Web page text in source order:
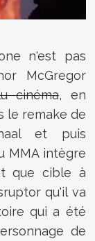
n'est pas
McGregor
cinéma, en
le remake de
et puis
MMA intègre
que cible à
qu'il va
qui a été
de